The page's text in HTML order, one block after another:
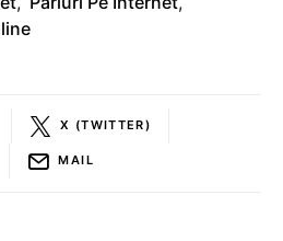
X (TWITTER)
MAIL